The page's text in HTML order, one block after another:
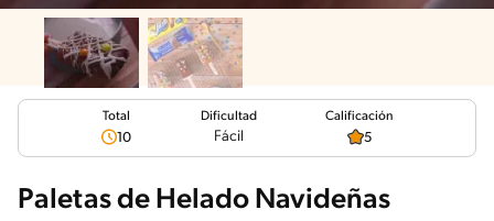
Total
10
Dificultad
Fácil
Calificación
5
Paletas de Helado Navideñas